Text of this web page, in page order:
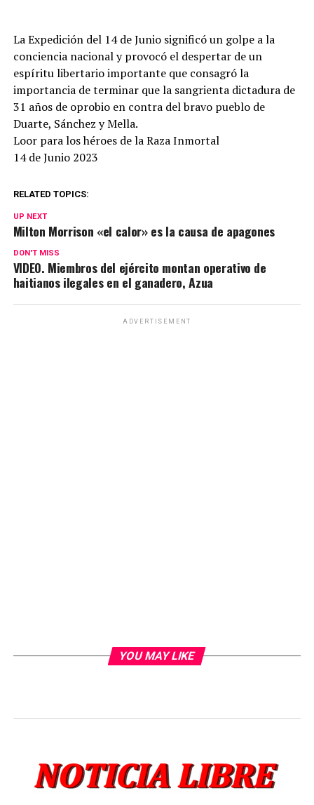
La Expedición del 14 de Junio significó un golpe a la
conciencia nacional y provocó el despertar de un
espíritu libertario importante que consagró la
importancia de terminar que la sangrienta dictadura de
31 años de oprobio en contra del bravo pueblo de
Duarte, Sánchez y Mella.
Loor para los héroes de la Raza Inmortal
14 de Junio 2023
RELATED TOPICS:
UP NEXT
Milton Morrison «el calor» es la causa de apagones
DON'T MISS
VIDEO. Miembros del ejército montan operativo de
haitianos ilegales en el ganadero, Azua
ADVERTISEMENT
YOU MAY LIKE